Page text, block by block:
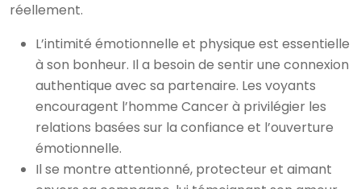
réellement.
L’intimité émotionnelle et physique est essentielle
à son bonheur. Il a besoin de sentir une connexion
authentique avec sa partenaire. Les voyants
encouragent l’homme Cancer à privilégier les
relations basées sur la confiance et l’ouverture
émotionnelle.
Il se montre attentionné, protecteur et aimant